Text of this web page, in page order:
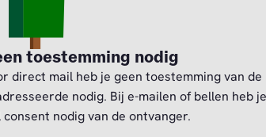
toestemming nodig
direct mail heb je geen toestemming van de
nodig. Bij e-mailen of bellen heb je
consent nodig van de ontvanger.